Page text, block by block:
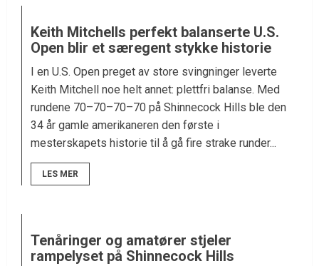
Keith Mitchells perfekt balanserte U.S.
Open blir et særegent stykke historie
I en U.S. Open preget av store svingninger leverte
Keith Mitchell noe helt annet: plettfri balanse. Med
rundene 70–70–70–70 på Shinnecock Hills ble den
34 år gamle amerikaneren den første i
mesterskapets historie til å gå fire strake runder...
LES MER
Tenåringer og amatører stjeler
rampelyset på Shinnecock Hills